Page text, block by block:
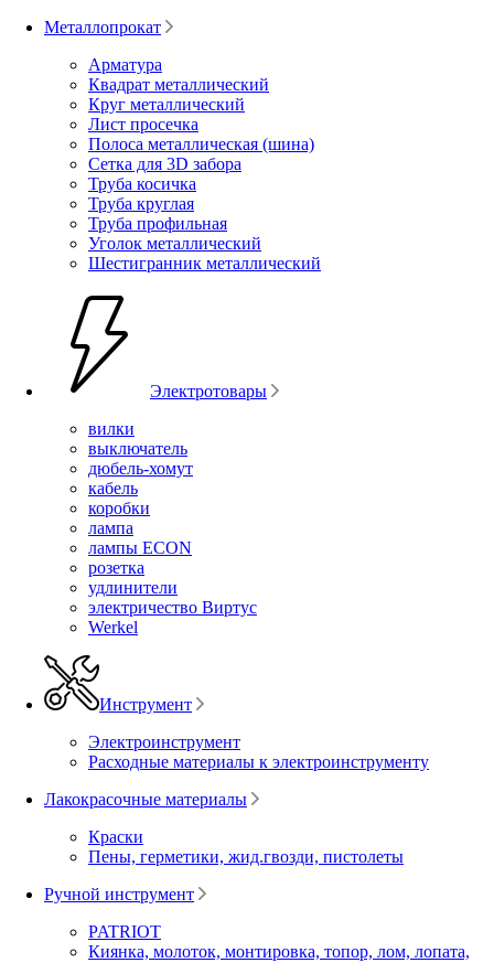
Металлопрокат
Арматура
Квадрат металлический
Круг металлический
Лист просечка
Полоса металлическая (шина)
Сетка для 3D забора
Труба косичка
Труба круглая
Труба профильная
Уголок металлический
Шестигранник металлический
Электротовары
вилки
выключатель
дюбель-хомут
кабель
коробки
лампа
лампы ECON
розетка
удлинители
электричество Виртус
Werkel
Инструмент
Электроинструмент
Расходные материалы к электроинструменту
Лакокрасочные материалы
Краски
Пены, герметики, жид.гвозди, пистолеты
Ручной инструмент
PATRIOT
Киянка, молоток, монтировка, топор, лом, лопата,